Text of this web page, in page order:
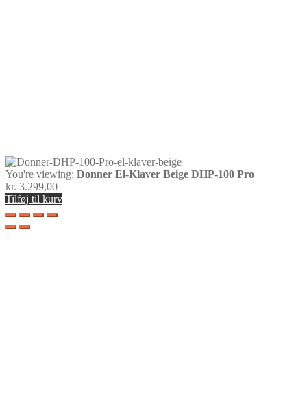
You're viewing: Donner El-Klaver Beige DHP-100 Pro
kr. 3.299,00
Tilføj til kurv